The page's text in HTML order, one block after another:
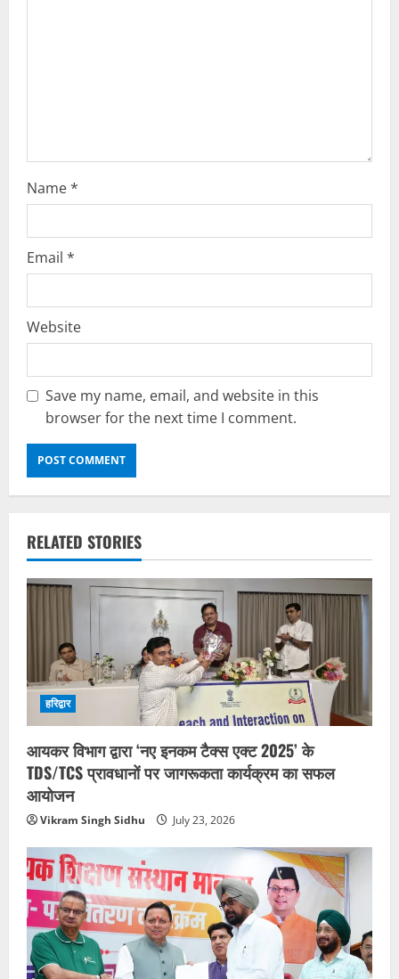
Name*
Email *
Website
Save my name, email, and website in this
browser for the next time I comment.
RELATED STORIES
हरिद्वार
आयकर विभाग द्वारा ‘नए इनकम टैक्स एक्ट 2025’ के
TDS/TCS प्रावधानों पर जागरूकता कार्यक्रम का सफल
आयोजन
Vikram Singh Sidhu July 23, 2026